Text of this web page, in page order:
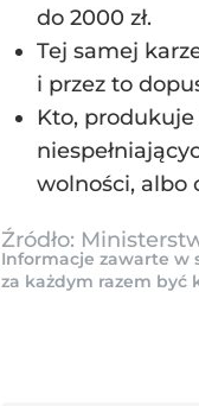
do 2000 zł.
Tej samej
i przez to
Kto,
wolności, albo
Źródło:
Informacje zawarte w
za każdym razem być